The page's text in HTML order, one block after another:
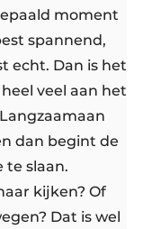
moment
spannend,
echt. Dan is het
veel aan het
dan begint de
te slaan.
kijken? Of
Dat is wel